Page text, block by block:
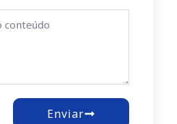
Enviar